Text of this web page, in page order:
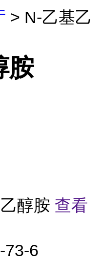
> N-乙基乙
胺
醇胺 查看
73-6